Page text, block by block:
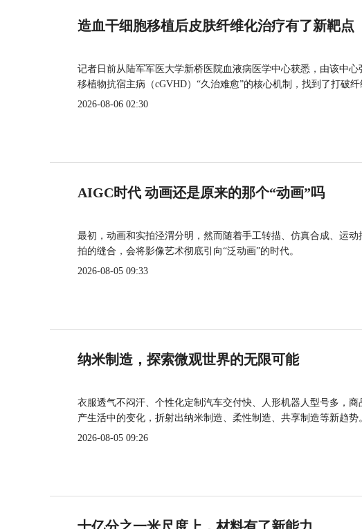
造血干细胞移植后皮肤纤维化治疗有了新靶点
记者日前从陆军军医大学新桥医院血液病医学中心获悉，由该中
移植物抗宿主病（cGVHD）“久治难愈”的核心机制，找到了打破纤
2026-08-06 02:30
AIGC时代 动画还是原来的那个“动画”吗
最初，动画和实拍泾渭分明，然而随着手工转描、仿真合成、运
拍的缝合，会将影像艺术彻底引向“泛动画”的时代。
2026-08-05 09:33
纳米制造，探索微观世界的无限可能
衣服透气不闷汗、个性化定制汽车交付快、人形机器人型号多，
产生活中的变化，折射出纳米制造、柔性制造、共享制造等新趋势
2026-08-05 09:26